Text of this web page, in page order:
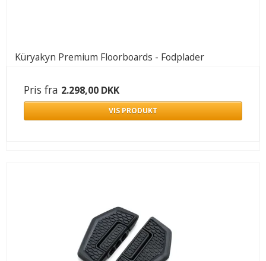
Küryakyn Premium Floorboards - Fodplader
Pris fra 2.298,00 DKK
VIS PRODUKT